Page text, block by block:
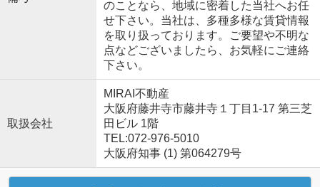
のことなら、地域に密着した当社へお任
せ下さい。当社は、多種多様な賃貸情報
を取り扱っております。ご要望や不明な
点などございましたら、お気軽にご連絡
下さい。
取扱会社
MIRAI不動産
大阪府藤井寺市藤井寺１丁目1-17 第三芝
田ビル 1階
TEL:072-976-5010
大阪府知事 (1) 第064279号